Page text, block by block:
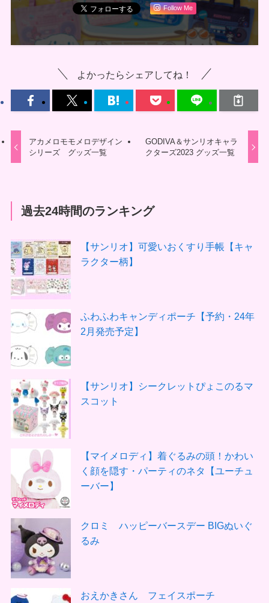
Follow Me
よかったらシェアしてね！
アカメロモモメロデザイン
シリーズ グッズ一覧
GODIVA＆サンリオキャラ
クターズ2023 グッズ一覧
過去24時間のランキング
【サンリオ】可愛いおくすり手帳【キャ
ラクター柄】
ふわふわキャンディポーチ【予約・24年
2月発売予定】
【サンリオ】シークレットぴょこのるマ
スコット
【マイメロディ】着ぐるみの頭！かわい
く顔を隠す・パーティのネタ【ユーチュ
ーバー】
クロミ ハッピーバースデー BIGぬいぐ
るみ
おえかきさん フェイスポーチ